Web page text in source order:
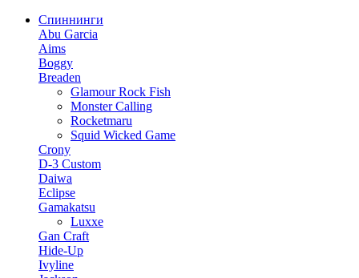
Спиннинги
Abu Garcia
Aims
Boggy
Breaden
Glamour Rock Fish
Monster Calling
Rocketmaru
Squid Wicked Game
Crony
D-3 Custom
Daiwa
Eclipse
Gamakatsu
Luxxe
Gan Craft
Hide-Up
Ivyline